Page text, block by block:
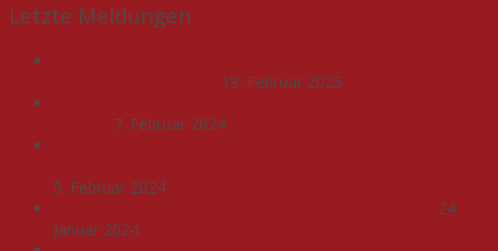
Letzte Meldungen
19. Februar 2025
7. Februar 2024
5. Februar 2024
24.
Januar 2024